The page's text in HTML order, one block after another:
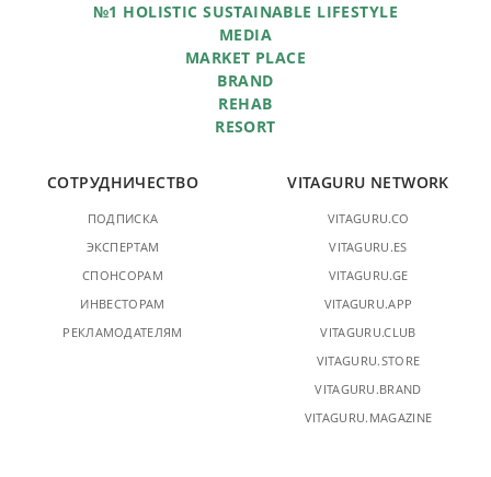
№1 HOLISTIC SUSTAINABLE LIFESTYLE
MEDIA
MARKET PLACE
BRAND
REHAB
RESORT
СОТРУДНИЧЕСТВО
ПОДПИСКА
ЭКСПЕРТАМ
СПОНСОРАМ
ИНВЕСТОРАМ
РЕКЛАМОДАТЕЛЯМ
VITAGURU NETWORK
VITAGURU.CO
VITAGURU.ES
VITAGURU.GE
VITAGURU.APP
VITAGURU.CLUB
VITAGURU.STORE
VITAGURU.BRAND
VITAGURU.MAGAZINE